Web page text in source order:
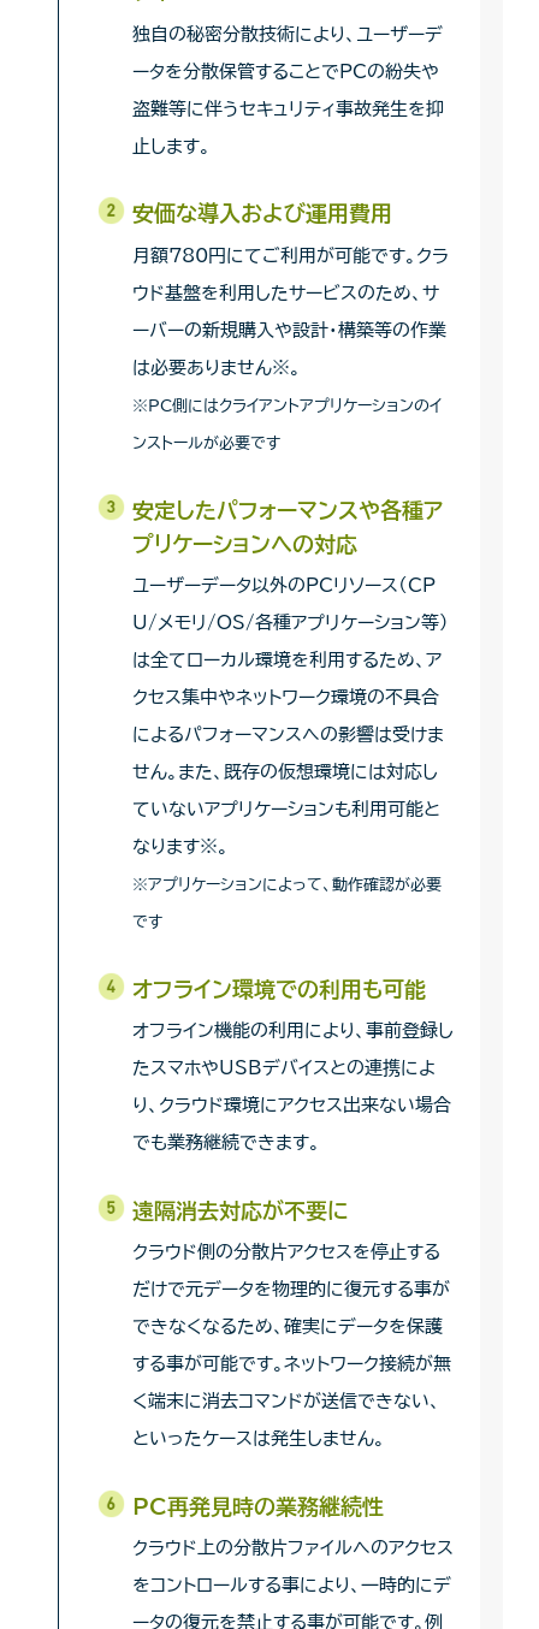
独自の秘密分散技術により、ユーザーデ
ータを分散保管することでPCの紛失や
盗難等に伴うセキュリティ事故発生を抑
止します。
安価な導入および運用費用
月額780円にてご利用が可能です。クラ
ウド基盤を利用したサービスのため、サ
ーバーの新規購入や設計・構築等の作業
は必要ありません※。
※PC側にはクライアントアプリケーションのイ
ンストールが必要です
安定したパフォーマンスや各種ア
プリケーションへの対応
ユーザーデータ以外のPCリソース（CP
U/メモリ/OS/各種アプリケーション等）
は全てローカル環境を利用するため、ア
クセス集中やネットワーク環境の不具合
によるパフォーマンスへの影響は受けま
せん。また、既存の仮想環境には対応し
ていないアプリケーションも利用可能と
なります※。
※アプリケーションによって、動作確認が必要
です
オフライン環境での利用も可能
オフライン機能の利用により、事前登録し
たスマホやUSBデバイスとの連携によ
り、クラウド環境にアクセス出来ない場合
でも業務継続できます。
遠隔消去対応が不要に
クラウド側の分散片アクセスを停止する
だけで元データを物理的に復元する事が
できなくなるため、確実にデータを保護
する事が可能です。ネットワーク接続が無
く端末に消去コマンドが送信できない、
といったケースは発生しません。
PC再発見時の業務継続性
クラウド上の分散片ファイルへのアクセス
をコントロールする事により、一時的にデ
ータの復元を禁止する事が可能です。例